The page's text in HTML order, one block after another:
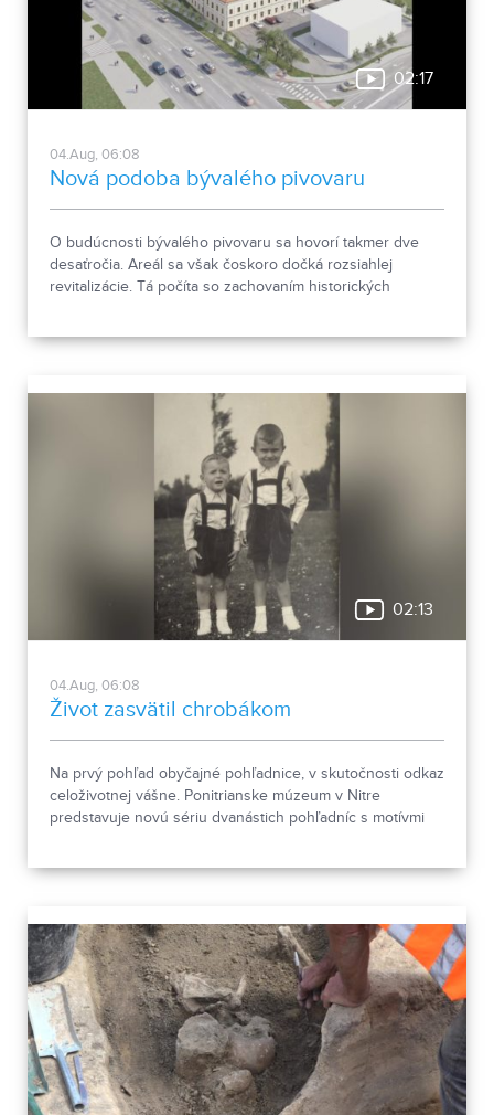
02:17
04.Aug, 06:08
Nová podoba bývalého pivovaru
O budúcnosti bývalého pivovaru sa hovorí takmer dve
desaťročia. Areál sa však čoskoro dočká rozsiahlej
revitalizácie. Tá počíta so zachovaním historických
02:13
04.Aug, 06:08
Život zasvätil chrobákom
Na prvý pohľad obyčajné pohľadnice, v skutočnosti odkaz
celoživotnej vášne. Ponitrianske múzeum v Nitre
predstavuje novú sériu dvanástich pohľadníc s motívmi
odchode.